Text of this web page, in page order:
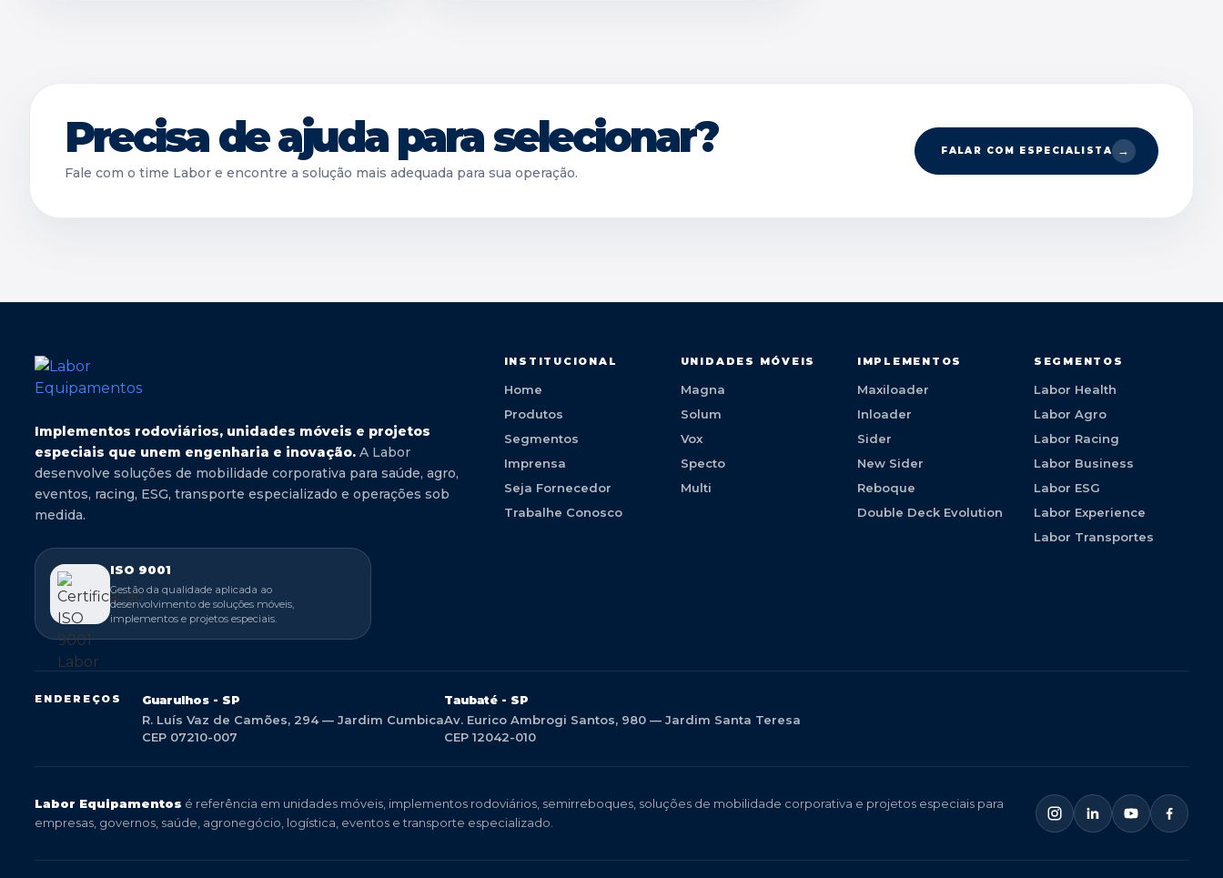
Precisa de ajuda para selecionar?
Fale com o time Labor e encontre a solução mais adequada para sua operação.
FALAR COM ESPECIALISTA
Implementos rodoviários, unidades móveis e projetos
especiais que unem engenharia e inovação. A Labor
desenvolve soluções de mobilidade corporativa para saúde, agro,
eventos, racing, ESG, transporte especializado e operações sob
medida.
ISO 9001
Gestão da qualidade aplicada ao
desenvolvimento de soluções móveis,
implementos e projetos especiais.
INSTITUCIONAL
Home
Produtos
Segmentos
Imprensa
Seja Fornecedor
Trabalhe Conosco
UNIDADES MÓVEIS
Magna
Solum
Vox
Specto
Multi
IMPLEMENTOS
Maxiloader
Inloader
Sider
New Sider
Reboque
Double Deck Evolution
SEGMENTOS
Labor Health
Labor Agro
Labor Racing
Labor Business
Labor ESG
Labor Experience
Labor Transportes
ENDEREÇOS Guarulhos - SP
R. Luís Vaz de Camões, 294 — Jardim Cumbica
CEP 07210-007
Taubaté - SP
Av. Eurico Ambrogi Santos, 980 — Jardim Santa Teresa
CEP 12042-010
Labor Equipamentos é referência em unidades móveis, implementos rodoviários, semirreboques, soluções de mobilidade corporativa e projetos especiais para
empresas, governos, saúde, agronegócio, logística, eventos e transporte especializado.